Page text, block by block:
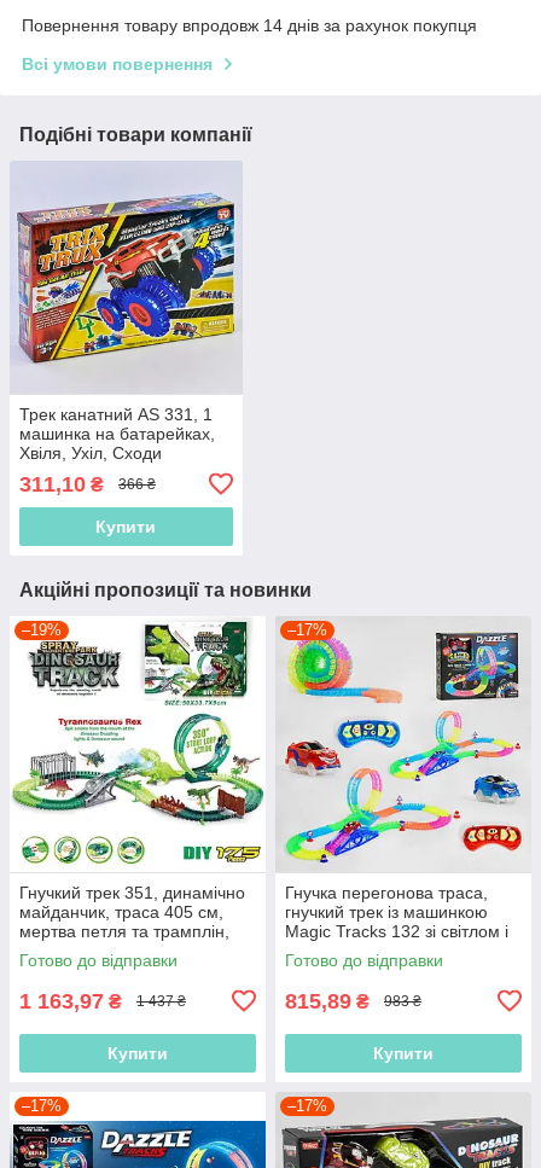
Повернення товару впродовж 14 днів за рахунок покупця
Всі умови повернення
Подібні товари компанії
Трек канатний AS 331, 1
машинка на батарейках,
Хвіля, Ухіл, Сходи
311,10 ₴ 366 ₴
Купити
Акційні пропозиції та новинки
–19%
Гнучкий трек 351, динамічно
майданчик, траса 405 см,
мертва петля та трамплін,
175 елементів
Готово до відправки
1 163,97 ₴ 1 437 ₴
Купити
–17%
Гнучка перегонова траса,
гнучкий трек із машинкою
Magic Tracks 132 зі світлом і
звуком, довжина траси 348
см
Готово до відправки
815,89 ₴ 983 ₴
Купити
–17% –17%